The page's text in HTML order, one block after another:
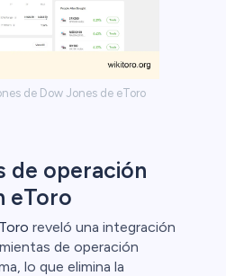
de Dow Jones de eToro
de operación
eToro
reveló una integración
de operación
lo que elimina la